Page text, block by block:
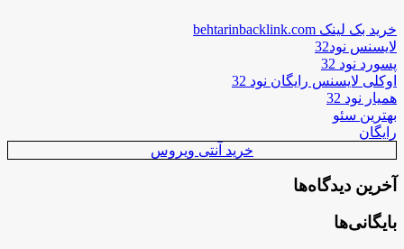
خرید بک لینک behtarinbacklink.com
لایسنس نود32
پسورد نود 32
اوکلی لایسنس رایگان نود 32
همیار نود 32
بهترین سئو
رایگان
خرید آنتی ویروس
آخرین دیدگاه‌ها
بایگانی‌ها